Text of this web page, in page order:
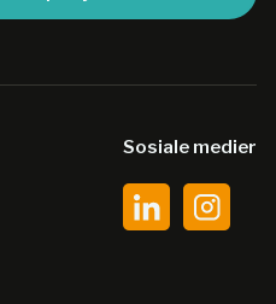
Sosiale medier